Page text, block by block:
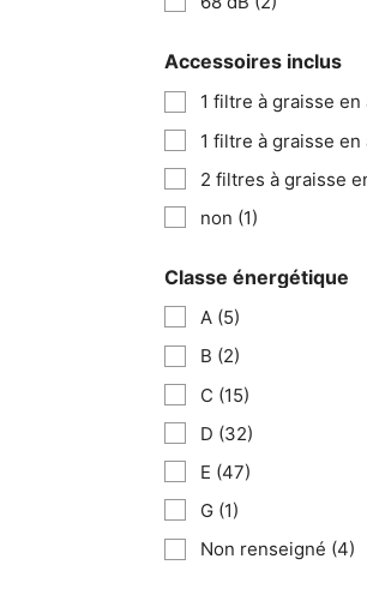
Accessoires inclus
non (1)
Classe énergétique
A (5)
B (2)
C (15)
D (32)
E (47)
G (1)
Non renseigné (4)